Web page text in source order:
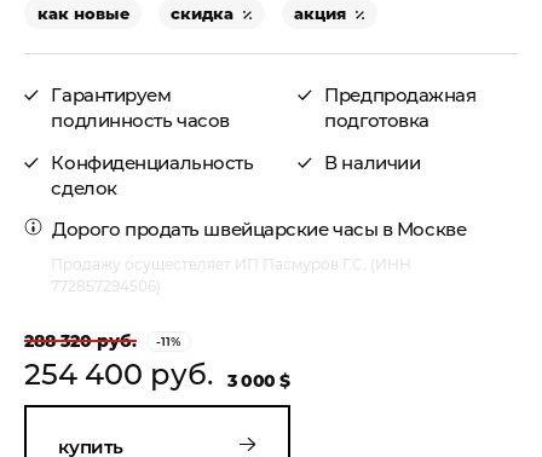
как новые скидка акция
Гарантируем
подлинность часов
Конфиденциальность
сделок
Предпродажная
подготовка
В наличии
Дорого продать швейцарские часы в Москве
Продажу осуществляет ИП Пасмуров Г.С. (ИНН
772857294506)
254 400 руб.
288 320 руб. -11%
3 000 $
купить